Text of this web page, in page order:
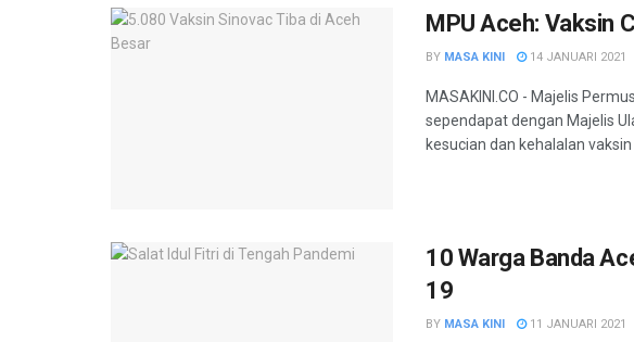
MPU Aceh: Vaksin
BY MASA KINI 14 JANUARI 2021
MASAKINI.CO - Majelis
sependapat dengan Majelis
kesucian dan kehalalan vaksin
10 Warga Banda
19
BY MASA KINI 11 JANUARI 2021